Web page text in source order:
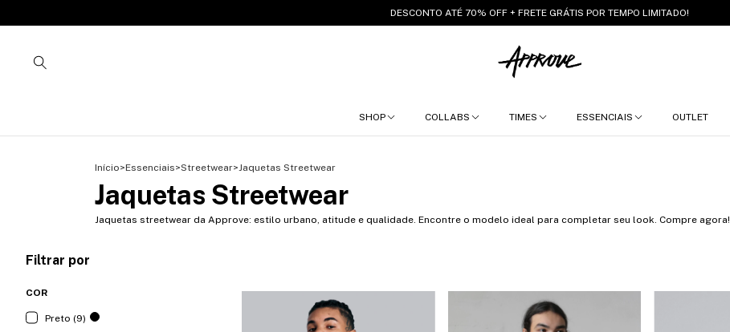
DESCONTO ATÉ 70% OFF + FRETE GRÁTIS POR TEMPO LIMITADO!
SHOP COLLABS TIMES ESSENCIAIS OUTLET
Início>Essenciais>Streetwear>Jaquetas Streetwear
Jaquetas Streetwear
Jaquetas streetwear da Approve: estilo urbano, atitude e qualidade. Encontre o modelo ideal para completar seu look. Compre agora!
Filtrar por
COR
Preto (9)